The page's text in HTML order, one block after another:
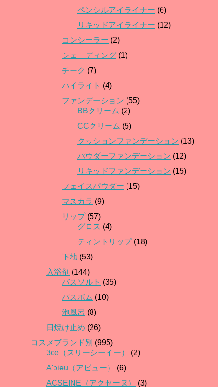
ペンシルアイライナー (6)
リキッドアイライナー (12)
コンシーラー (2)
シェーディング (1)
チーク (7)
ハイライト (4)
ファンデーション (55)
BBクリーム (2)
CCクリーム (5)
クッションファンデーション (13)
パウダーファンデーション (12)
リキッドファンデーション (15)
フェイスパウダー (15)
マスカラ (9)
リップ(57)
グロス (4)
ティントリップ(18)
下地 (53)
入浴剤 (144)
バスソルト (35)
バスボム (10)
泡風呂 (8)
日焼け止め (26)
コスメブランド別 (995)
3ce（スリーシーイー）
(2)
A'pieu（アピュー）
(6)
ACSEINE（アクセーヌ）
(3)